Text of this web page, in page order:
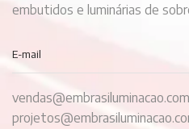
embutidos e luminárias de
E-mail